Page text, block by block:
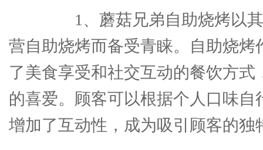
1、蘑菇兄弟自助烧烤以其
营自助烧烤而备受青睐。自助烧烤
了美食享受和社交互动的餐饮方式
的喜爱。顾客可以根据个人口味自
增加了互动性，成为吸引顾客的独